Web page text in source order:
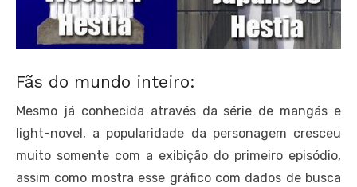
Fãs do mundo inteiro:
Mesmo já conhecida através da série de mangás e
light-novel, a popularidade da personagem cresceu
muito somente com a exibição do primeiro episódio,
assim como mostra esse gráfico com dados de busca